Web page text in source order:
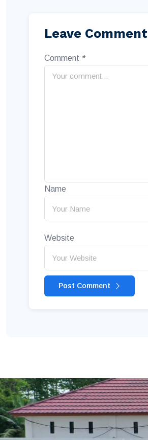
Leave Comment
Comment *
Name
Website
Post Comment